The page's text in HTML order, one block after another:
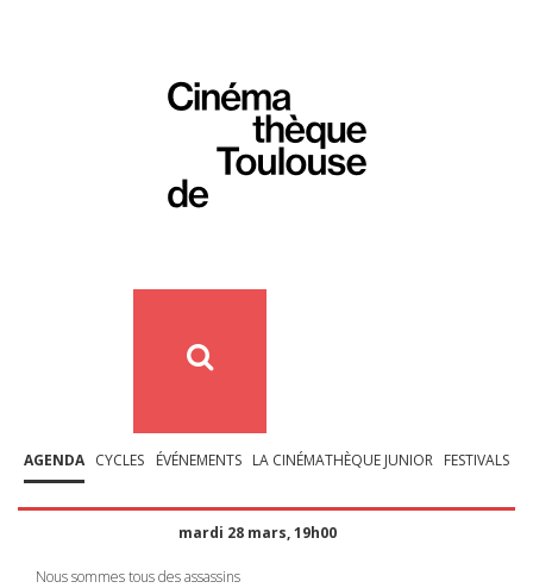
AGENDA CYCLES ÉVÉNEMENTS LA CINÉMATHÈQUE JUNIOR FESTIVALS
mardi 28 mars, 19h00
Nous sommes tous des assassins